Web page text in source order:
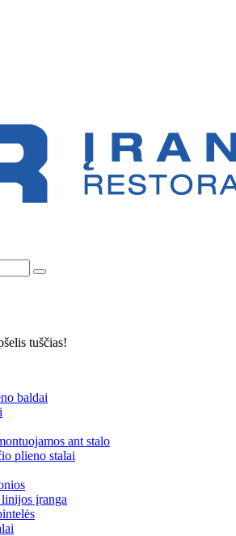
tuščias!
baldai
ant stalo
plieno stalai
įranga